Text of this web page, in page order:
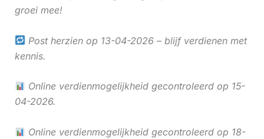
groei mee!
Post herzien op 13-04-2026 – blijf verdienen met
kennis.
Online verdienmogelijkheid gecontroleerd op 15-
04-2026.
Online verdienmogelijkheid gecontroleerd op 18-